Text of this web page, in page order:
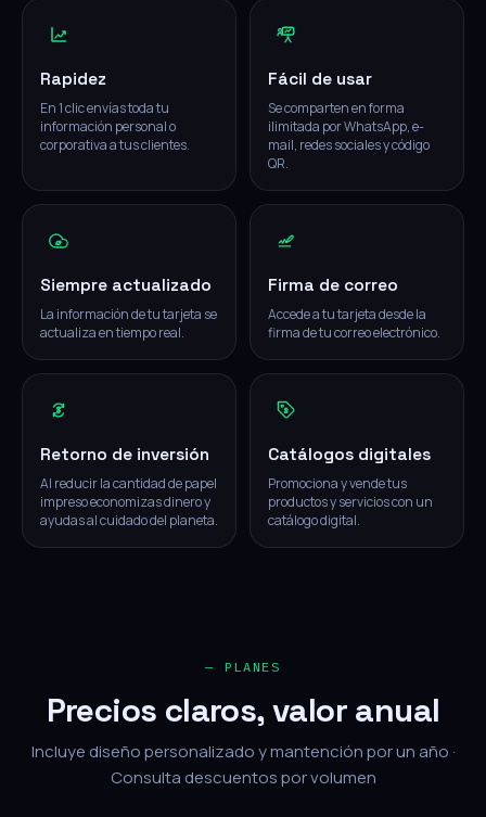
Rapidez
En 1 clic envías toda tu
información personal o
corporativa a tus clientes.
Fácil de usar
Se comparten en forma
ilimitada por WhatsApp, e-
mail, redes sociales y código
QR.
Siempre actualizado
La información de tu tarjeta se
actualiza en tiempo real.
Firma de correo
Accede a tu tarjeta desde la
firma de tu correo electrónico.
Retorno de inversión
Al reducir la cantidad de papel
impreso economizas dinero y
ayudas al cuidado del planeta.
Catálogos digitales
Promociona y vende tus
productos y servicios con un
catálogo digital.
— PLANES
Precios claros, valor anual
Incluye diseño personalizado y mantención por un año ·
Consulta descuentos por volumen